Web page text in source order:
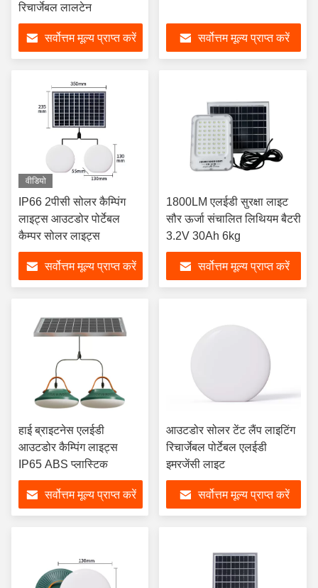
रिचार्जेबल लालटेन
सर्वोत्तम मूल्य प्राप्त करें सर्वोत्तम मूल्य प्राप्त करें
वीडियो
IP66 2पीसी सोलर कैम्पिंग
लाइट्स आउटडोर पोर्टेबल
कैम्पर सोलर लाइट्स
सर्वोत्तम मूल्य प्राप्त करें
1800LM एलईडी सुरक्षा लाइट
सौर ऊर्जा संचालित लिथियम बैटरी
3.2V 30Ah 6kg
सर्वोत्तम मूल्य प्राप्त करें
हाई ब्राइटनेस एलईडी
आउटडोर कैम्पिंग लाइट्स
IP65 ABS प्लास्टिक
सर्वोत्तम मूल्य प्राप्त करें
आउटडोर सोलर टेंट लैंप लाइटिंग
रिचार्जेबल पोर्टेबल एलईडी
इमरजेंसी लाइट
सर्वोत्तम मूल्य प्राप्त करें